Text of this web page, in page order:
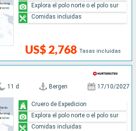
US$ 2,768 Tasas incluidas
Explora el polo norte o el polo sur
Comidas incluidas
11 d Bergen 17/10/2027
Cruero de Expedicion
Explora el polo norte o el polo sur
Comidas incluidas